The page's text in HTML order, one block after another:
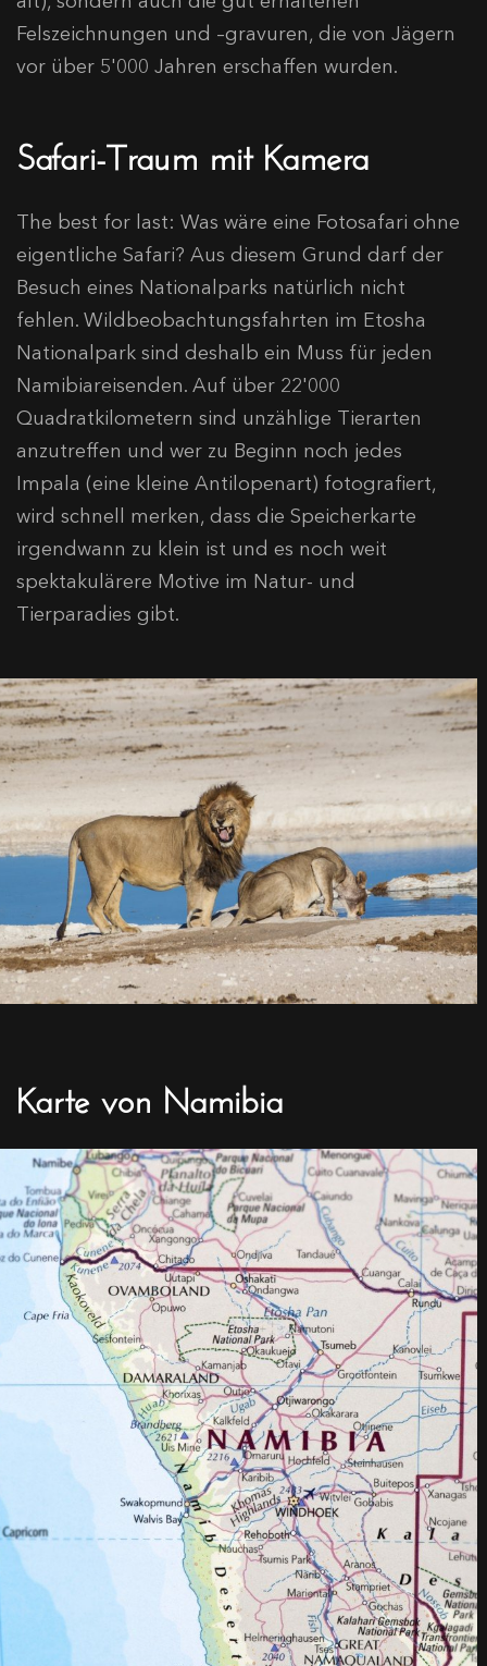
Felszeichnungen und –gravuren, die von Jägern
vor über 5'000 Jahren erschaffen wurden.
Safari-Traum mit Kamera
The best for last: Was wäre eine Fotosafari ohne
eigentliche Safari? Aus diesem Grund darf der
Besuch eines Nationalparks natürlich nicht
fehlen. Wildbeobachtungsfahrten im Etosha
Nationalpark sind deshalb ein Muss für jeden
Namibiareisenden. Auf über 22'000
Quadratkilometern sind unzählige Tierarten
anzutreffen und wer zu Beginn noch jedes
Impala (eine kleine Antilopenart) fotografiert,
wird schnell merken, dass die Speicherkarte
irgendwann zu klein ist und es noch weit
spektakulärere Motive im Natur- und
Tierparadies gibt.
Karte von Namibia